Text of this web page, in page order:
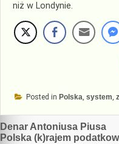
niż w Londynie.
Posted in Polska, system,
Nawigacja
Denar Antoniusa Piusa
Polska (k)rajem